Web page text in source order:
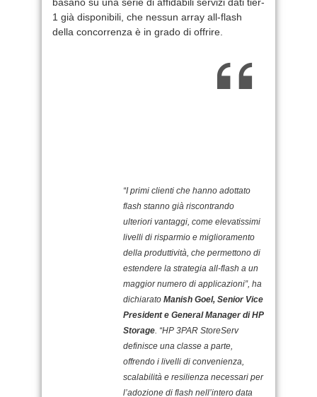
1 già disponibili, che nessun array all-flash
della concorrenza è in grado di offrire.
“I primi clienti che hanno adottato
flash stanno già riscontrando
ulteriori vantaggi, come elevatissimi
livelli di risparmio e miglioramento
della produttività, che permettono di
estendere la strategia all-flash a un
maggior numero di applicazioni”, ha
dichiarato Manish Goel, Senior Vice
President e General Manager di HP
Storage . “HP 3PAR StoreServ
definisce una classe a parte,
offrendo i livelli di convenienza,
scalabilità e resilienza necessari per
l’adozione di flash nell’intero data